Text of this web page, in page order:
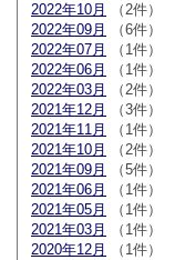
2022年10月
（2件）
2022年09月
（6件）
2022年07月
（1件）
2022年06月
（1件）
2022年03月
（2件）
2021年12月
（3件）
2021年11月
（1件）
2021年10月
（2件）
2021年09月
（5件）
2021年06月
（1件）
2021年05月
（1件）
2021年03月
（1件）
2020年12月
（1件）